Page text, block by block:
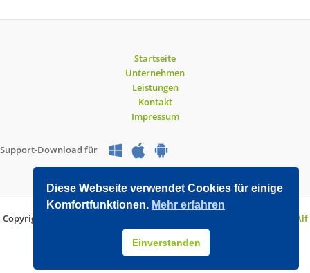
Startseite
Unternehmen
Leistungen
Kontakt
Impressum
Support-Download für
Copyright © 2026 O&V DATEC GmbH | Entwickelt mit WordPress von
Alf
Drollinger
Diese Webseite verwendet Cookies für einige
Komfortfunktionen. Mehr erfahren
Einverstanden